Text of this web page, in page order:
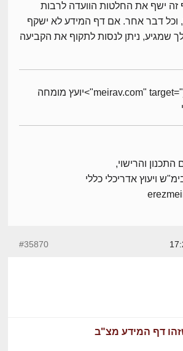
ישף את החלטות הוועדה לרבות
וכל דבר אחר. אם דף המידע לא ישקף
שמגיע, ניתן לנסות לתקוף את הקביעה
ארז מירב -meirav.com" target="_blank">יועץ מומחה
והרישוי,
ויעוץ אדריכלי כללי
#35870
דף המידע מצ"ב